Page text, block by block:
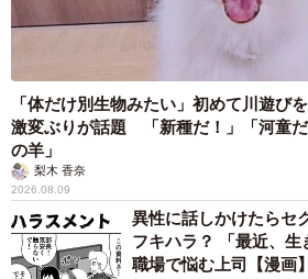
「体だけ別生物みたい」初めて川遊び
激変ぶりが話題 「新種だ！」「河童
の羊」
梨木 香奈
2026.08.09
異性に話しかけたらセ
フキハラ？ 「最近、
職場で悩む上司【漫画】